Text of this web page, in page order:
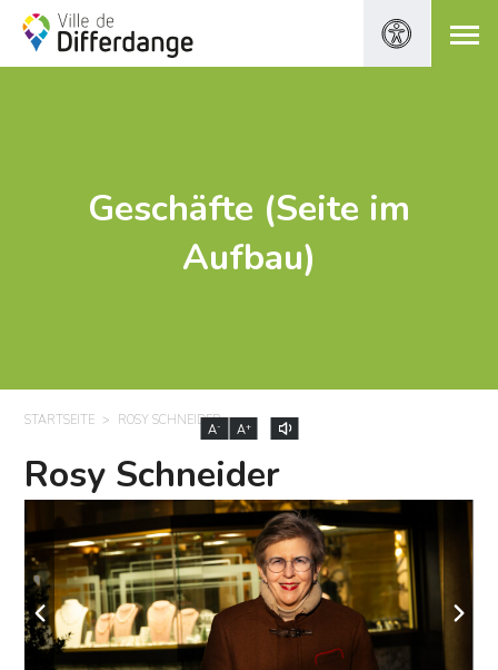
Geschäfte (Seite im
Aufbau)
STARTSEITE ROSY SCHNEIDER
A- A+
Rosy Schneider